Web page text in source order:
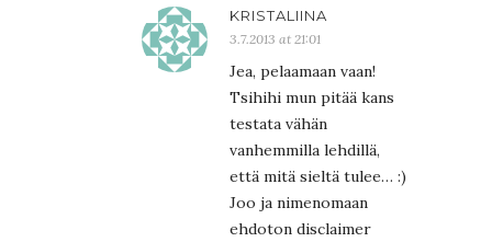
KRISTALIINA
3.7.2013 at 21:01
Jea, pelaamaan vaan!
Tsihihi mun pitää kans
testata vähän
vanhemmilla lehdillä,
että mitä sieltä tulee… :)
Joo ja nimenomaan
ehdoton disclaimer